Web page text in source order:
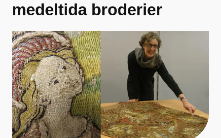
medeltida broderier